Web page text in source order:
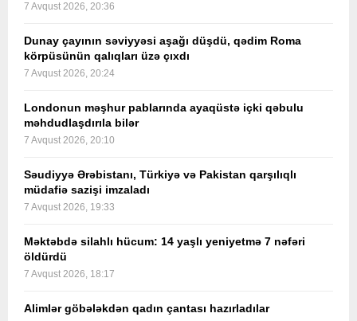
7 Avqust 2026, 20:36
Dunay çayının səviyyəsi aşağı düşdü, qədim Roma
körpüsünün qalıqları üzə çıxdı
7 Avqust 2026, 20:24
Londonun məşhur pablarında ayaqüstə içki qəbulu
məhdudlaşdırıla bilər
7 Avqust 2026, 20:10
Səudiyyə Ərəbistanı, Türkiyə və Pakistan qarşılıqlı
müdafiə sazişi imzaladı
7 Avqust 2026, 19:33
Məktəbdə silahlı hücum: 14 yaşlı yeniyetmə 7 nəfəri
öldürdü
7 Avqust 2026, 18:17
Alimlər göbələkdən qadın çantası hazırladılar